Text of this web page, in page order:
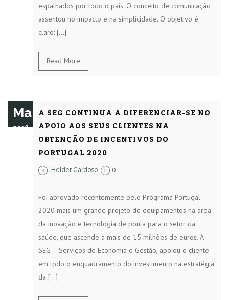
espalhados por todo o país. O conceito de comunicação
assentou no impacto e na simplicidade. O objetivo é
claro: […]
Read More
Mai
2018
A SEG CONTINUA A DIFERENCIAR-SE NO
APOIO AOS SEUS CLIENTES NA
OBTENÇÃO DE INCENTIVOS DO
PORTUGAL 2020
Helder Cardoso 0
Foi aprovado recentemente pelo Programa Portugal
2020 mais um grande projeto de equipamentos na área
da inovação e tecnologia de ponta para o setor da
saúde, que ascende a mais de 15 milhões de euros. A
SEG – Serviços de Economia e Gestão, apoiou o cliente
em todo o enquadramento do investimento na estratégia
da […]